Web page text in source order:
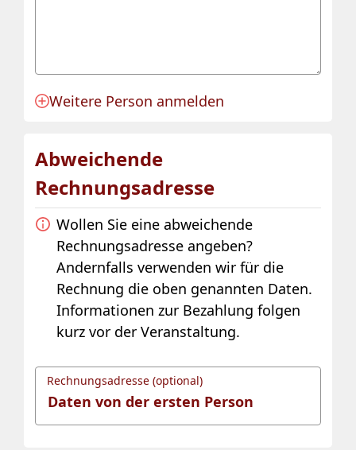
Anmeldung für eine Person angelegt.
Weitere Person anmelden
Abweichende
Rechnungsadresse
Wollen Sie eine abweichende
Rechnungsadresse angeben?
Andernfalls verwenden wir für die
Rechnung die oben genannten Daten.
Informationen zur Bezahlung folgen
kurz vor der Veranstaltung.
Rechnungsadresse (optional)